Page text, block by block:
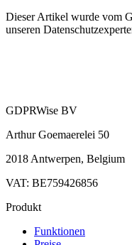
Dieser Artikel wurde vom
unseren
GDPRWise BV
Arthur Goemaerelei 50
2018 Antwerpen, Belgium
VAT: BE759426856
Produkt
Funktionen